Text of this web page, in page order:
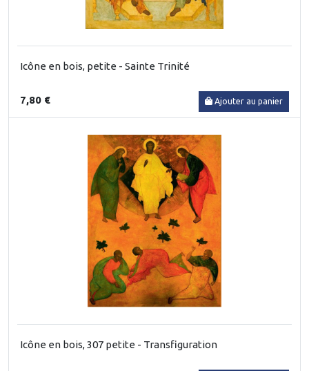
Icône en bois, petite - Sainte Trinité
7,80 € Ajouter au panier
Icône en bois, 307 petite - Transfiguration